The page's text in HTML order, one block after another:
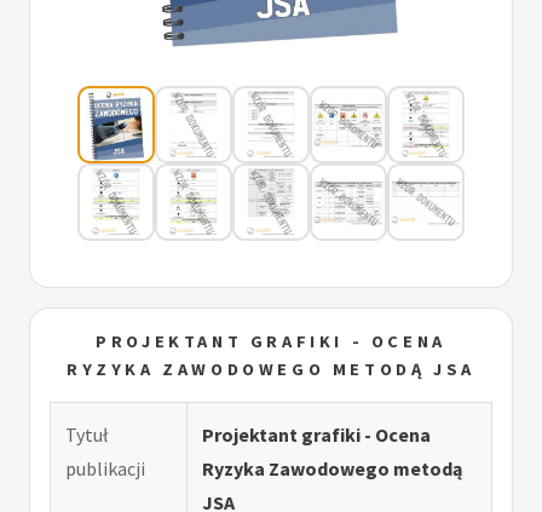
PROJEKTANT GRAFIKI - OCENA
RYZYKA ZAWODOWEGO METODĄ JSA
Tytuł
publikacji
Projektant grafiki - Ocena
Ryzyka Zawodowego metodą
JSA